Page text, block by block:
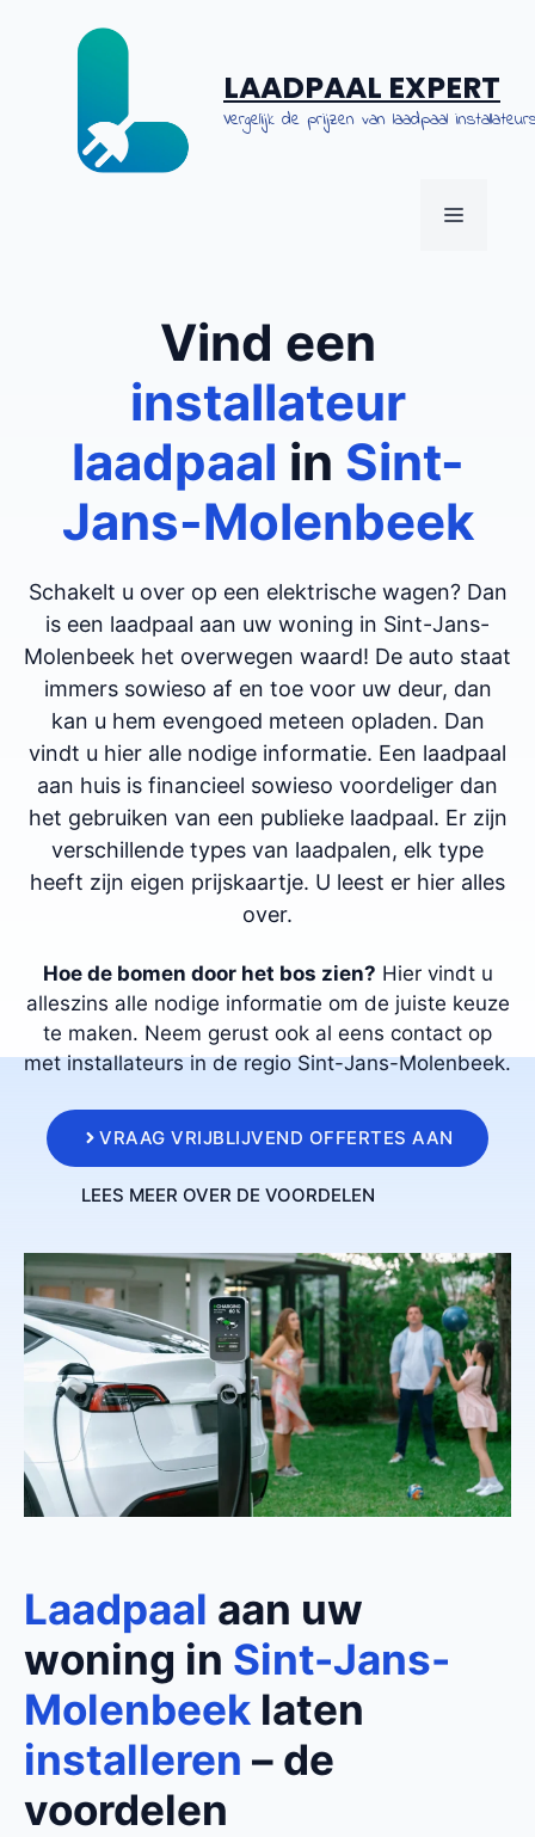
LAADPAAL EXPERT
Vergelijk de prijzen van laadpaal
MENU
Vind een
installateur
laadpaal in Sint-
Jans-Molenbeek
Schakelt u over op een elektrische wagen? Dan
is een laadpaal aan uw woning in Sint-Jans-
Molenbeek het overwegen waard! De auto staat
immers sowieso af en toe voor uw deur, dan
kan u hem evengoed meteen opladen. Dan
vindt u hier alle nodige informatie. Een laadpaal
aan huis is financieel sowieso voordeliger dan
het gebruiken van een publieke laadpaal. Er zijn
verschillende types van laadpalen, elk type
heeft zijn eigen prijskaartje. U leest er hier alles
over.
Hoe de bomen door het bos zien? Hier vindt u
alleszins alle nodige informatie om de juiste keuze
te maken. Neem gerust ook al eens contact op
met installateurs in de regio Sint-Jans-Molenbeek.
VRAAG VRIJBLIJVEND OFFERTES AAN
LEES MEER OVER DE VOORDELEN
Laadpaal aan uw
woning in Sint-Jans-
Molenbeek laten
installeren – de
voordelen